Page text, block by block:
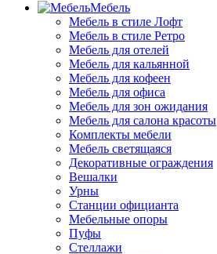
Мебель
Мебель в стиле Лофт
Мебель в стиле Ретро
Мебель для отелей
Мебель для кальянной
Мебель для кофеен
Мебель для офиса
Мебель для зон ожидания
Мебель для салона красоты
Комплекты мебели
Мебель светящаяся
Декоративные ограждения
Вешалки
Урны
Станции официанта
Мебельные опоры
Пуфы
Стеллажи